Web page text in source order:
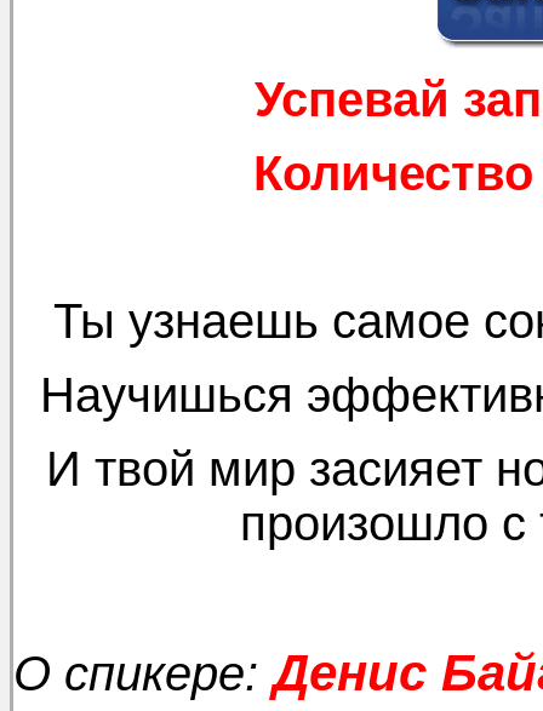
Успевай
Ты узнаешь самое
Научишься
И твой мир засияет
произошло
О спикере: Денис